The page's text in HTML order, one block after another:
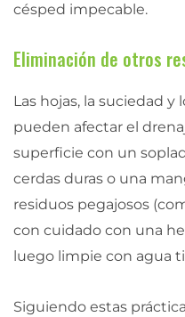
césped impecable.
Eliminación de otros
Las hojas, la suciedad
pueden afectar el
superficie con un
cerdas duras o una
residuos pegajosos
con cuidado con una
luego limpie con agua
Siguiendo estas